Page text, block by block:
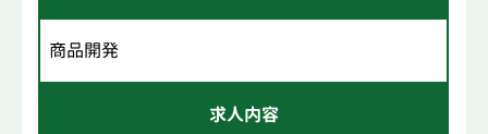
商品開発
求人内容